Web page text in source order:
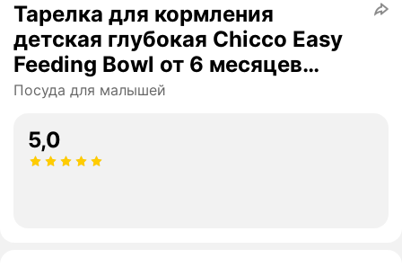
Тарелка для кормления
детская глубокая Chicco Easy
Feeding Bowl от 6 месяцев
голубая
Посуда для малышей
5,0